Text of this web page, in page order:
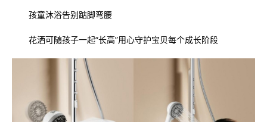
孩童沐浴告别踮脚弯腰
花洒可随孩子一起“长高”用心守护宝贝每个成长阶段